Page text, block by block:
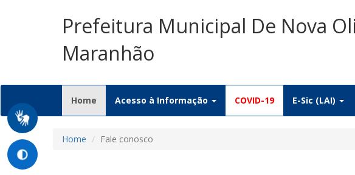
Prefeitura Municipal De Nova
Maranhão
Home (current)
Acesso à Informação COVID-19 E-Sic (LAI)
Home Fale conosco